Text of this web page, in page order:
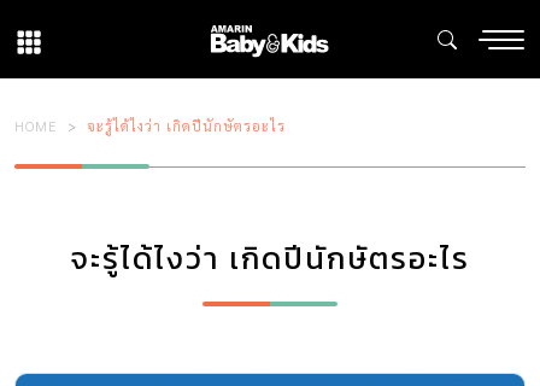
HOME จะรู้ได้ไงว่า เกิดปีนักษัตรอะไร
จะรู้ได้ไงว่า เกิดปีนักษัตรอะไร